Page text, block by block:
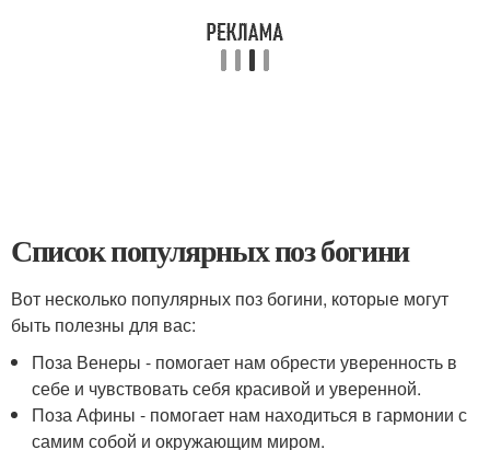
Список популярных поз богини
Вот несколько популярных поз богини, которые могут
быть полезны для вас:
Поза Венеры - помогает нам обрести уверенность в
себе и чувствовать себя красивой и уверенной.
Поза Афины - помогает нам находиться в гармонии с
самим собой и окружающим миром.